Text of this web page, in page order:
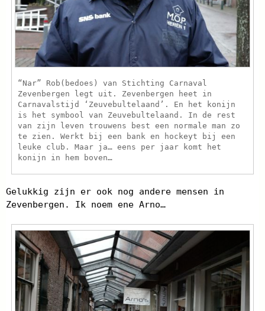
“Nar” Rob(bedoes) van Stichting Carnaval
Zevenbergen legt uit. Zevenbergen heet in
Carnavalstijd ‘Zeuvebultelaand’. En het konijn
is het symbool van Zeuvebultelaand. In de rest
van zijn leven trouwens best een normale man zo
te zien. Werkt bij een bank en hockeyt bij een
leuke club. Maar ja… eens per jaar komt het
konijn in hem boven…
Gelukkig zijn er ook nog andere mensen in
Zevenbergen. Ik noem ene Arno…